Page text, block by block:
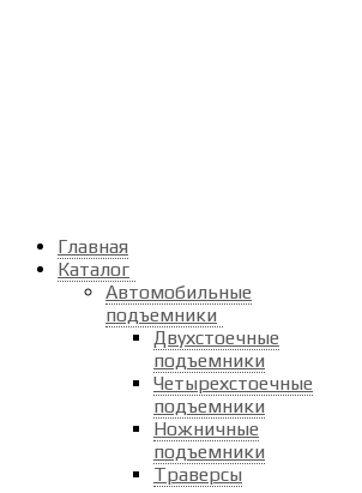
Главная
Каталог
Автомобильные
подъемники
Двухстоечные
подъемники
Четырехстоечные
подъемники
Ножничные
подъемники
Траверсы